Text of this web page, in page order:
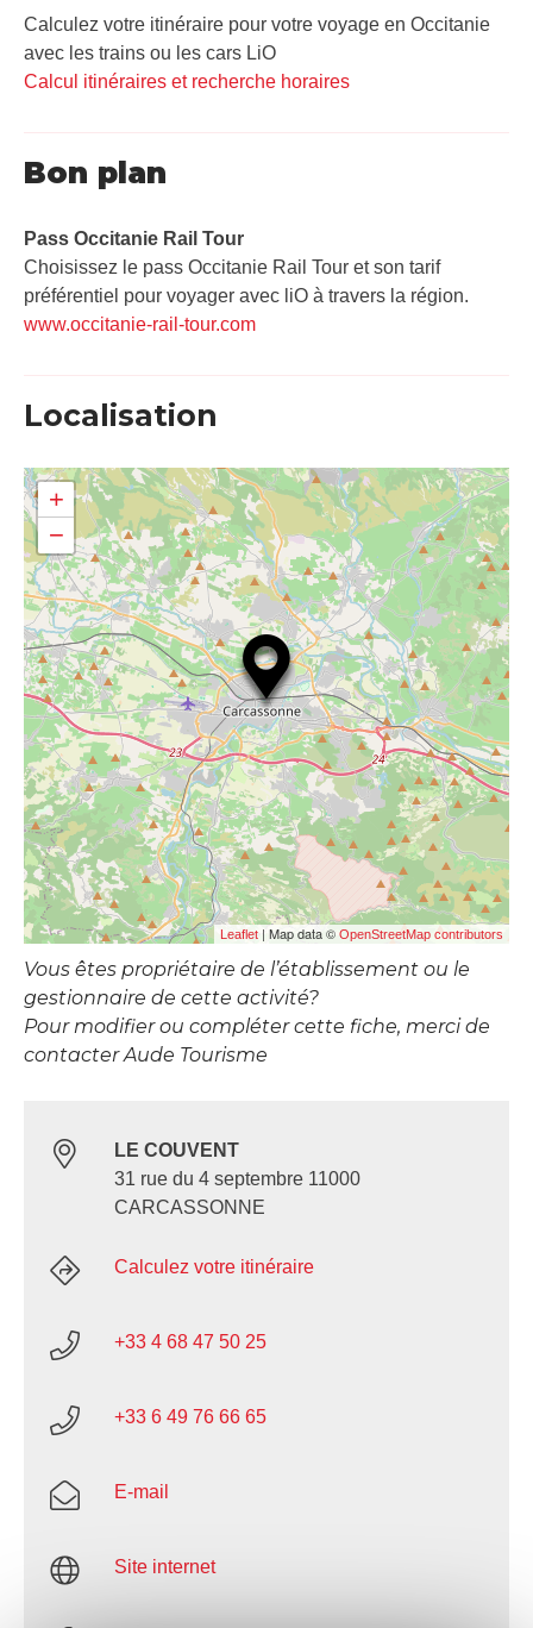
Calculez votre itinéraire pour votre voyage en Occitanie
avec les trains ou les cars LiO
Calcul itinéraires et recherche horaires
Bon plan
Pass Occitanie Rail Tour​
Choisissez le pass Occitanie Rail Tour et son tarif
préférentiel pour voyager avec liO à travers la région.
www.occitanie-rail-tour.com
Localisation
+
−
Leaflet | Map data © OpenStreetMap contributors
Vous êtes propriétaire de l’établissement ou le
gestionnaire de cette activité?
Pour modifier ou compléter cette fiche, merci de
contacter Aude Tourisme
LE COUVENT
31 rue du 4 septembre 11000
CARCASSONNE
Calculez votre itinéraire
+33 4 68 47 50 25
+33 6 49 76 66 65
E-mail
Site internet